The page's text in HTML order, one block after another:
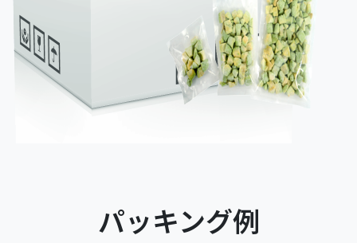
パッキング例